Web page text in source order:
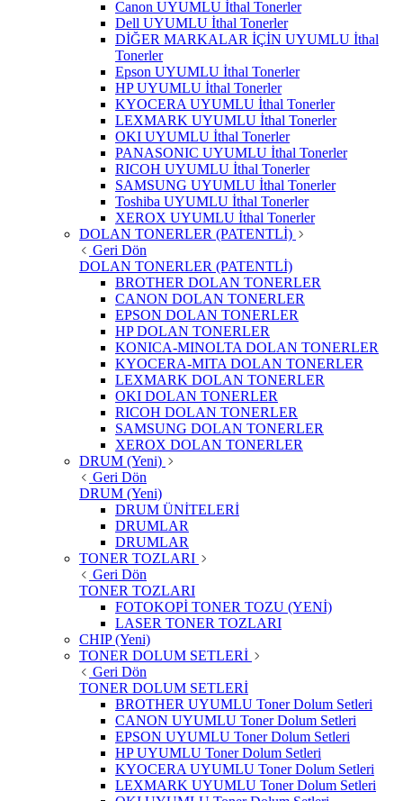
Canon UYUMLU İthal Tonerler
Dell UYUMLU İthal Tonerler
DİĞER MARKALAR İÇİN UYUMLU İthal
Tonerler
Epson UYUMLU İthal Tonerler
HP UYUMLU İthal Tonerler
KYOCERA UYUMLU İthal Tonerler
LEXMARK UYUMLU İthal Tonerler
OKI UYUMLU İthal Tonerler
PANASONIC UYUMLU İthal Tonerler
RICOH UYUMLU İthal Tonerler
SAMSUNG UYUMLU İthal Tonerler
Toshiba UYUMLU İthal Tonerler
XEROX UYUMLU İthal Tonerler
DOLAN TONERLER (PATENTLİ)
Geri Dön
DOLAN TONERLER (PATENTLİ)
BROTHER DOLAN TONERLER
CANON DOLAN TONERLER
EPSON DOLAN TONERLER
HP DOLAN TONERLER
KONICA-MINOLTA DOLAN TONERLER
KYOCERA-MITA DOLAN TONERLER
LEXMARK DOLAN TONERLER
OKI DOLAN TONERLER
RICOH DOLAN TONERLER
SAMSUNG DOLAN TONERLER
XEROX DOLAN TONERLER
DRUM (Yeni)
Geri Dön
DRUM (Yeni)
DRUM ÜNİTELERİ
DRUMLAR
DRUMLAR
TONER TOZLARI
Geri Dön
TONER TOZLARI
FOTOKOPİ TONER TOZU (YENİ)
LASER TONER TOZLARI
CHIP (Yeni)
TONER DOLUM SETLERİ
Geri Dön
TONER DOLUM SETLERİ
BROTHER UYUMLU Toner Dolum Setleri
CANON UYUMLU Toner Dolum Setleri
EPSON UYUMLU Toner Dolum Setleri
HP UYUMLU Toner Dolum Setleri
KYOCERA UYUMLU Toner Dolum Setleri
LEXMARK UYUMLU Toner Dolum Setleri